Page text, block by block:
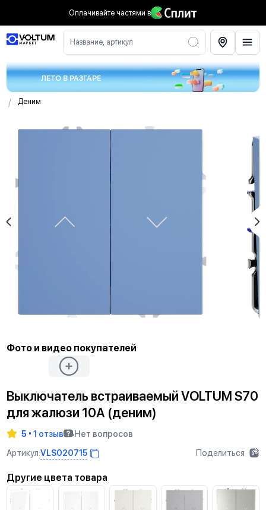
Оплачивайте частями в
Название, артикул
ЛЕТО В РАЗГАРЕ
/ Деним
Фото и видео покупателей
Выключатель встраиваемый VOLTUM S70
для жалюзи 10А (деним)
5 1 отзыв
Нет вопросов
Артикул:VLS020715 Поделиться
Другие цвета товара